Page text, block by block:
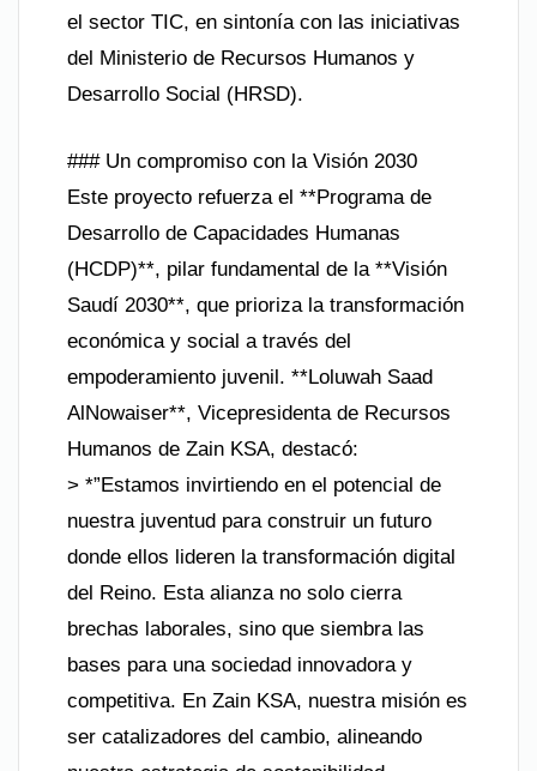
el sector TIC, en sintonía con las iniciativas
del Ministerio de Recursos Humanos y
Desarrollo Social (HRSD).
### Un compromiso con la Visión 2030
Este proyecto refuerza el **Programa de
Desarrollo de Capacidades Humanas
(HCDP)**, pilar fundamental de la **Visión
Saudí 2030**, que prioriza la transformación
económica y social a través del
empoderamiento juvenil. **Loluwah Saad
AlNowaiser**, Vicepresidenta de Recursos
Humanos de Zain KSA, destacó:
> *”Estamos invirtiendo en el potencial de
nuestra juventud para construir un futuro
donde ellos lideren la transformación digital
del Reino. Esta alianza no solo cierra
brechas laborales, sino que siembra las
bases para una sociedad innovadora y
competitiva. En Zain KSA, nuestra misión es
ser catalizadores del cambio, alineando